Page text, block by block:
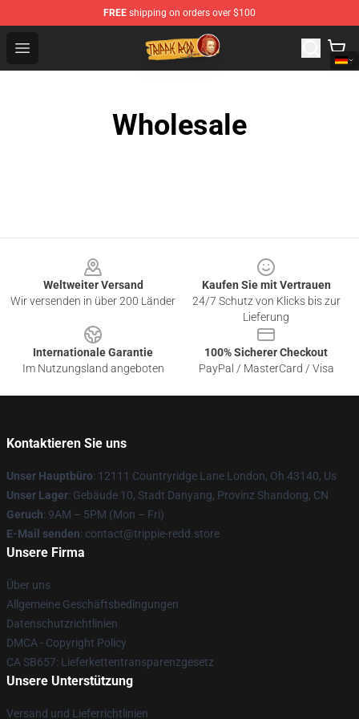
FREE shipping on orders over $100
Open menu
Trippie Redd Store - Official Trippie Redd Merchandise
Wholesale
Weltweiter Versand
Wir versenden in über 200 Länder
Kaufen Sie mit Vertrauen
24/7 Schutz von Klicks bis zur
Lieferung
Internationale Garantie
Im Nutzungsland angeboten
100% Sicherer Checkout
PayPal / MasterCard / Visa
Kontaktieren Sie uns
Unser Hauptbüro: 12111 Countryridge Lane London, Oh 43140, Us
Unser Lager: Gebäude 10, Stadt Danyang, Provinz Shandong, CN
Geruch: 9AM – 5PM (Mon – Fri)
E-Mail senden: contact@trippie-redd.store
Unsere Firma
Über uns
Allgemeine Geschäftsbedingungen
Datenschutzrichtlinien
DMCA - Copyright Policy
CA SB657: Lieferkettentransparenzgesetz
Unsere Unterstützung
Versand und Lieferrichtlinien